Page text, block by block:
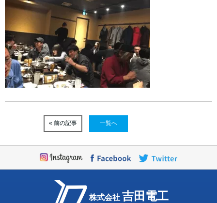
« 前の記事 一覧へ
株式会社 吉田電工